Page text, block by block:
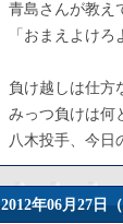
青島さんが教え
「おまえよけ
負け越しは仕方
みっつ負けは何
八木投手、今日
2012年06月27